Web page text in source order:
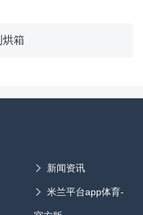
烘箱
新闻资讯
米兰平台app体育-